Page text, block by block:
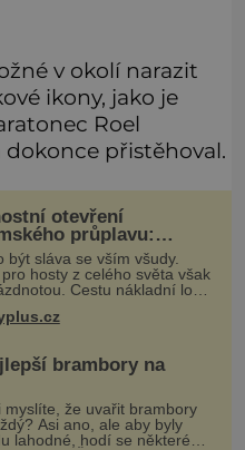
v okolí narazit
ikony, jako je
Roel
dokonce přistěhoval.
otevření
průplavu:
museli nejdřív
moskyty
být sláva se vším všudy.
hosty z celého světa však
Cestu nákladní lodi
průplavem sleduje jen
brambory na
myslíte, že uvařit brambory
Asi ano, ale aby byly
lahodné, hodí se některé